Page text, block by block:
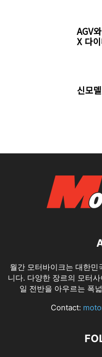
AGV
X 다
신모
월간 모터바이크는 대한민
니다. 다양한 장르의 모터
일 전반을 아우르는 폭
Contact: